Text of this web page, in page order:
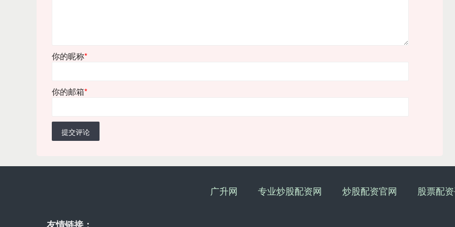
你的昵称*
你的邮箱*
提交评论
广升网 专业炒股配资网 炒股配资官网 股票配